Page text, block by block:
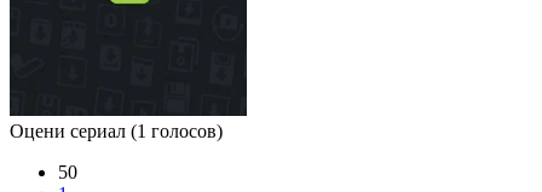
Оцени сериал (1 голосов)
50